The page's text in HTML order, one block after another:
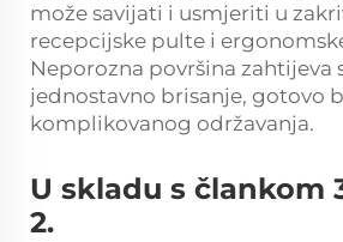
može savijati i usmjeriti u
recepcijske pulte i
Neporozna površina zahtijeva
jednostavno brisanje, gotovo
komplikovanog održavanja.
U skladu s člankom
2.